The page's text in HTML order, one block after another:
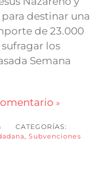
destinar una
de 23.000
los
Semana
CATEGORÍAS:
Subvenciones